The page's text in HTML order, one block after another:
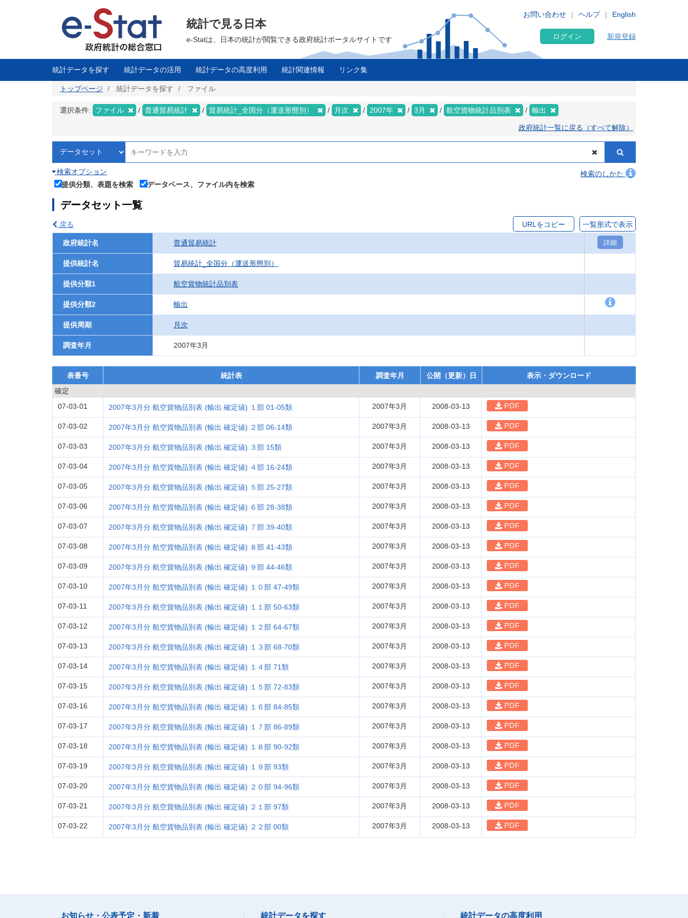
に
English
お問い合わせ ヘルプ
統計で見る日本
e-Statは、日本の統計が閲覧できる政府統計ポータルサイトです ログイン 新規登録
統計データを探す 統計データの活用 統計データの高度利用 統計関連情報 リンク集
トップページ 統計データを探す ファイル
選択条件: ファイル 普通貿易統計 貿易統計_全国分（運送形態別） 月次 2007年 3月 航空貨物統計品別表 輸出
政府統計一覧に戻る（すべて解除）
検索オプション
検索のしかた
提供分類、表題を検索
データベース、ファイル内を検索
データセット一覧
戻る URLをコピー 一覧形式で表示
政府統計名 普通貿易統計 詳細
提供統計名 貿易統計_全国分（運送形態別）
提供分類1 航空貨物統計品別表
提供分類2 輸出
提供周期 月次
調査年月 2007年3月
表番号 統計表 調査年月 公開（更新）日
表示・ダウンロード
確定
07-03-01
2007年3月分 航空貨物品別表 (輸出 確定値) １部 01-05類 2007年3月 2008-03-13 PDF
07-03-02 2007年3月分 航空貨物品別表 (輸出 確定値) ２部 06-14類 2007年3月 2008-03-13 PDF
07-03-03 2007年3月分 航空貨物品別表 (輸出 確定値) ３部 15類 2007年3月 2008-03-13 PDF
07-03-04 2007年3月分 航空貨物品別表 (輸出 確定値) ４部 16-24類 2007年3月 2008-03-13 PDF
07-03-05 2007年3月分 航空貨物品別表 (輸出 確定値) ５部 25-27類 2007年3月 2008-03-13 PDF
07-03-06 2007年3月分 航空貨物品別表 (輸出 確定値) ６部 28-38類 2007年3月 2008-03-13 PDF
07-03-07 2007年3月分 航空貨物品別表 (輸出 確定値) ７部 39-40類 2007年3月 2008-03-13 PDF
07-03-08 2007年3月分 航空貨物品別表 (輸出 確定値) ８部 41-43類 2007年3月 2008-03-13 PDF
07-03-09 2007年3月分 航空貨物品別表 (輸出 確定値) ９部 44-46類 2007年3月 2008-03-13 PDF
07-03-10 2007年3月分 航空貨物品別表 (輸出 確定値) １０部 47-49類 2007年3月 2008-03-13 PDF
07-03-11 2007年3月分 航空貨物品別表 (輸出 確定値) １１部 50-63類 2007年3月 2008-03-13 PDF
07-03-12 2007年3月分 航空貨物品別表 (輸出 確定値) １２部 64-67類 2007年3月 2008-03-13 PDF
07-03-13 2007年3月分 航空貨物品別表 (輸出 確定値) １３部 68-70類 2007年3月 2008-03-13 PDF
07-03-14 2007年3月分 航空貨物品別表 (輸出 確定値) １４部 71類 2007年3月 2008-03-13 PDF
07-03-15 2007年3月分 航空貨物品別表 (輸出 確定値) １５部 72-83類 2007年3月 2008-03-13 PDF
07-03-16 2007年3月分 航空貨物品別表 (輸出 確定値) １６部 84-85類 2007年3月 2008-03-13 PDF
07-03-17 2007年3月分 航空貨物品別表 (輸出 確定値) １７部 86-89類 2007年3月 2008-03-13 PDF
07-03-18 2007年3月分 航空貨物品別表 (輸出 確定値) １８部 90-92類 2007年3月 2008-03-13 PDF
07-03-19 2007年3月分 航空貨物品別表 (輸出 確定値) １９部 93類 2007年3月 2008-03-13 PDF
07-03-20 2007年3月分 航空貨物品別表 (輸出 確定値) ２０部 94-96類 2007年3月 2008-03-13 PDF
07-03-21 2007年3月分 航空貨物品別表 (輸出 確定値) ２１部 97類 2007年3月 2008-03-13 PDF
07-03-22 2007年3月分 航空貨物品別表 (輸出 確定値) ２２部 00類 2007年3月 2008-03-13 PDF
お知らせ・公表予定・新着 統計データを探す 統計データの高度利用